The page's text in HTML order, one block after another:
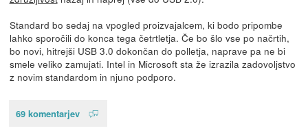
Standard bo sedaj na vpogled proizvajalcem, ki bodo pripombe
lahko sporočili do konca tega četrtletja. Če bo šlo vse po načrtih,
bo novi, hitrejši USB 3.0 dokončan do polletja, naprave pa ne bi
smele veliko zamujati. Intel in Microsoft sta že izrazila zadovoljstvo
z novim standardom in njuno podporo.
69 komentarjev